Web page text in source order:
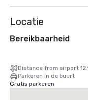
Locatie
Bereikbaarheid
Distance from airport
Parkeren in de buurt
Gratis parkeren